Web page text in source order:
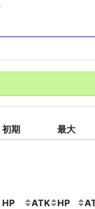
初期 最大
HP ATK HP